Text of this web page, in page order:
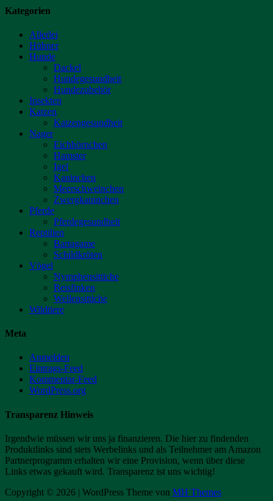
Kategorien
Allerlei
Hühner
Hunde
Dackel
Hundegesundheit
Hundezubehör
Insekten
Katzen
Katzengesundheit
Nager
Eichhörnchen
Hamster
Igel
Kaninchen
Meerschweinchen
Zwergkaninchen
Pferde
Pferdegesundheit
Reptilien
Bartagame
Schildkröten
Vögel
Nymphensittiche
Reisfinken
Wellensittiche
Wildtiere
Meta
Anmelden
Eintrags-Feed
Kommentar-Feed
WordPress.org
Transparenz Hinweis
Irgendwie müssen wir uns ja finanzieren. Die hier zu findenden
Produktlinks sind stets Werbelinks und als Teilnehmer am Amazon
Partnerprogramm erhalten wir eine Provision, wenn über diese
Links etwas gekauft wird. Transparenz ist uns wichtig!
Copyright © 2026 | WordPress Theme von MH Themes